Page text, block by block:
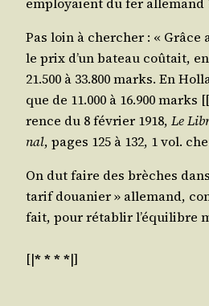
Pas loin à cher­cher : «
le prix d’un bateau coû­tait,
21.500 à 33.800 marks. En
que de 11.000 à 16.900
rence du 8 février 1918, Le
nal, pages 125 à 132, 1 vol.
On dut faire des brèches
tarif doua­nier » alle­mand,
fait, pour réta­blir l’équilibre
[|* * * *|]